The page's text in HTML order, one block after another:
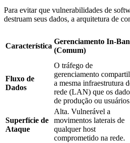
Para evitar que vulnerabilidades de
destruam seus dados, a arquitetura de
Característica
Gerenciamento In-
(Comum)
Fluxo de
Dados
O tráfego de
gerenciamento
a mesma infraestrutura
rede (LAN) que os
de produção ou
Superfície de
Ataque
Alta. Vulnerável a
movimentos laterais de
qualquer host
comprometido na rede.